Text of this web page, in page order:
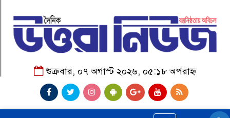
শুক্রবার, ০৭ অগাস্ট ২০২৬, ০৫:১৮ অপরাহ্ন